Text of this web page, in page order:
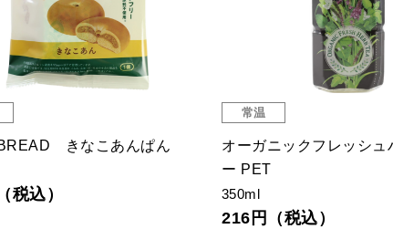
きなこあんぱん
税込）
常温
オーガニックフレッシュ
ー PET
350ml
216円（税込）